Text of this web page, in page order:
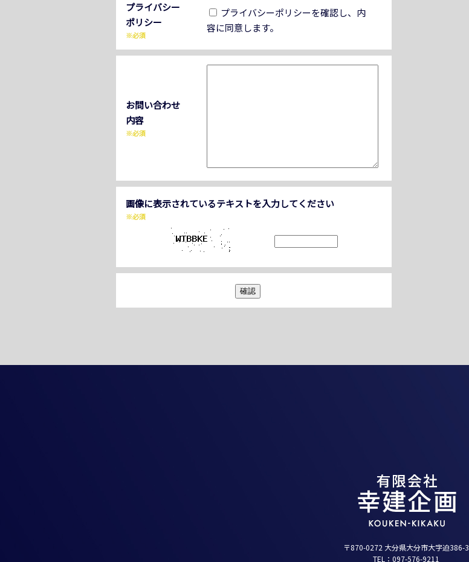
プライバシー
ポリシー
※必須
プライバシーポリシーを確認し、内
容に同意します。
お問い合わせ
内容
※必須
画像に表示されているテキストを入力してください
※必須
〒870-0272 大分県大分市大字迫386-3
TEL：097-576-9211